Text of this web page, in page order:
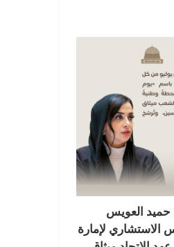
حميد العويس
الاستشاري لإمارة